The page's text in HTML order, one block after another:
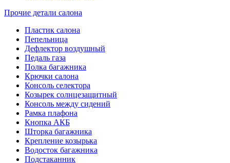
Прочие детали салона
Пластик салона
Пепельница
Дефлектор воздушный
Педаль газа
Полка багажника
Крючки салона
Консоль селектора
Козырек солнцезащитный
Консоль между сидений
Рамка плафона
Кнопка АКБ
Шторка багажника
Крепление козырька
Водосток багажника
Подстаканник